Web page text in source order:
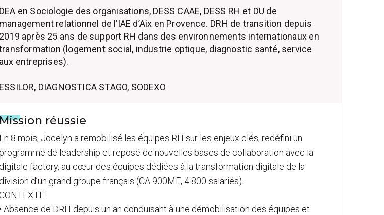
DEA en Sociologie des organisations, DESS CAAE, DESS RH et DU de
management relationnel de l’IAE d’Aix en Provence. DRH de transition depuis
2019 après 25 ans de support RH dans des environnements internationaux en
(logement social, industrie optique, diagnostic santé, service
aux entreprises).
ESSILOR, DIAGNOSTICA STAGO, SODEXO
réussie
En 8 mois, Jocelyn a remobilisé les équipes RH sur les enjeux clés, redéfini un
de leadership et reposé de nouvelles bases de collaboration avec la
digitale factory, au cœur des équipes dédiées à la transformation digitale de la
division d’un grand groupe français (CA 900ME, 4 800 salariés).
:
• Absence de DRH depuis un an conduisant à une démobilisation des équipes et